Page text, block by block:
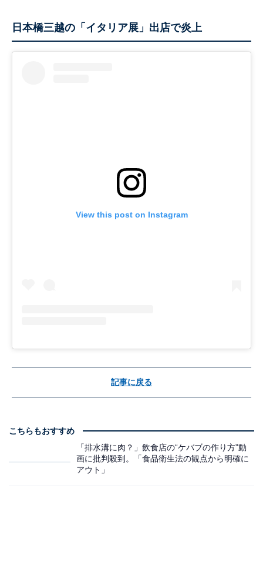
日本橋三越の「イタリア展」出店で炎上
View this post on Instagram
記事に戻る
こちらもおすすめ
「排水溝に肉？」飲食店の“ケバブの作り方”動
画に批判殺到。「食品衛生法の観点から明確に
アウト」